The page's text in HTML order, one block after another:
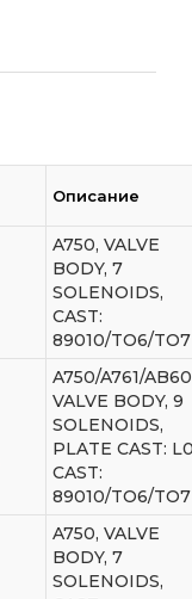
Описание
A750, VALVE
BODY, 7
SOLENOIDS,
CAST:
89010/TO6/TO7
A750/A761/
VALVE BODY, 9
SOLENOIDS,
PLATE CAST:
CAST:
89010/TO6/TO7
A750, VALVE
BODY, 7
SOLENOIDS,